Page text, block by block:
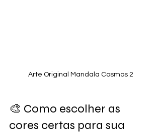
Arte Original Mandala Cosmos 2
🎨 Como escolher as
cores certas para sua